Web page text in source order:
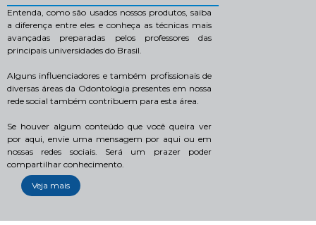
Entenda, como são usados nossos produtos, saiba
a diferença entre eles e conheça as técnicas mais
avançadas preparadas pelos professores das
principais universidades do Brasil.
Alguns influenciadores e também profissionais de
diversas áreas da Odontologia presentes em nossa
rede social também contribuem para esta área.
Se houver algum conteúdo que você queira ver
por aqui, envie uma mensagem por aqui ou em
nossas redes sociais. Será um prazer poder
compartilhar conhecimento.
Veja mais